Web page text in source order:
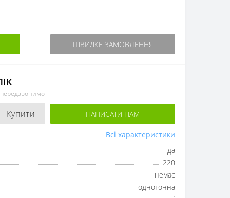
ШВИДКЕ ЗАМОВЛЕННЯ
Купити НАПИСАТИ НАМ
Всі характеристики
да
220
немає
однотонна